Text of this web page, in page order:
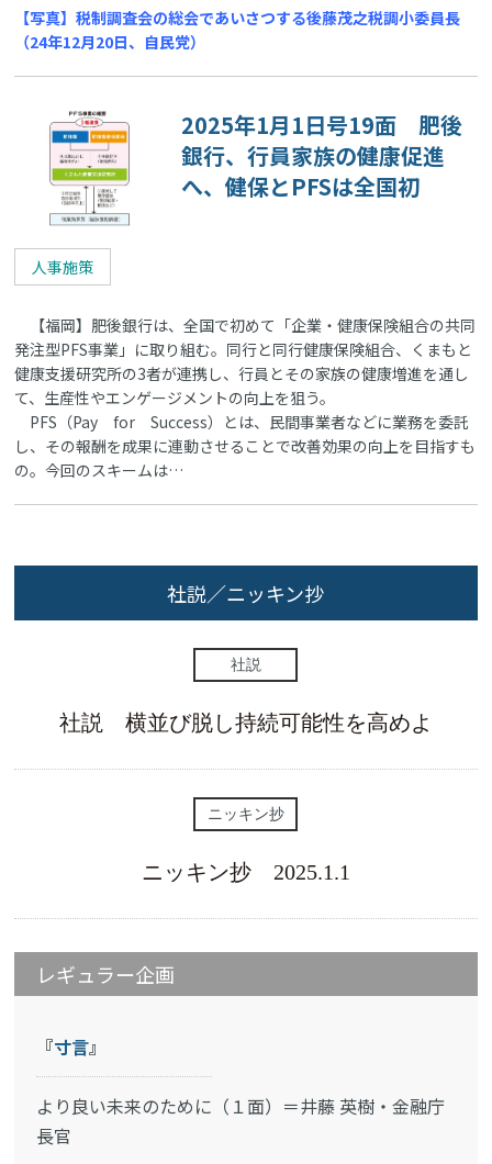
【写真】税制調査会の総会であいさつする後藤茂之税調小委員長
（24年12月20日、自民党）
2025年1月1日号19面 肥後
銀行、行員家族の健康促進
へ、健保とPFSは全国初
人事施策
【福岡】肥後銀行は、全国で初めて「企業・健康保険組合の共同
発注型PFS事業」に取り組む。同行と同行健康保険組合、くまもと
健康支援研究所の3者が連携し、行員とその家族の健康増進を通し
て、生産性やエンゲージメントの向上を狙う。
PFS（Pay for Success）とは、民間事業者などに業務を委託
し、その報酬を成果に連動させることで改善効果の向上を目指すも
の。今回のスキームは…
社説／ニッキン抄
社説
社説 横並び脱し持続可能性を高めよ
ニッキン抄
ニッキン抄 2025.1.1
レギュラー企画
『寸言』
より良い未来のために（１面）＝井藤 英樹・金融庁
長官